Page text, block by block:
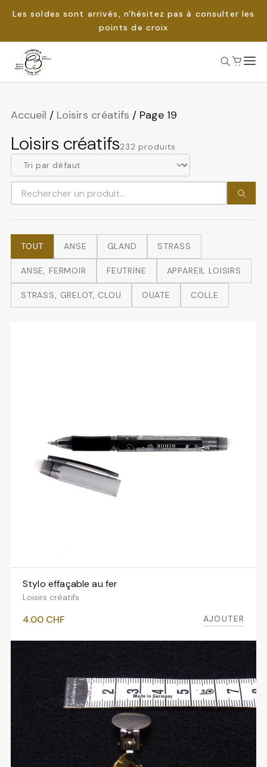
Les soldes sont arrivés, n'hésitez pas à consulter les
points de croix
Passer
Accueil / Loisirs créatifs / Page 19
Loisirs créatifs232 produits
Rechercher
un
produit
TOUT ANSE GLAND STRASS
ANSE, FERMOIR FEUTRINE APPAREIL LOISIRS
STRASS, GRELOT, CLOU OUATE COLLE
AJOUTER AU PANIER
Stylo effaçable au fer
Loisirs créatifs
4.00 CHF AJOUTER